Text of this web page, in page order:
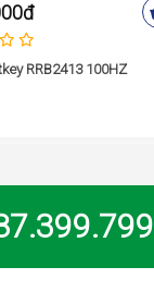
RRB2413 100HZ